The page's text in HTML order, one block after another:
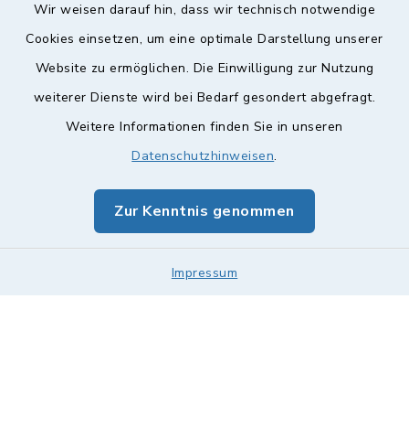
Wir weisen darauf hin, dass wir technisch notwendige
Cookies einsetzen, um eine optimale Darstellung unserer
Website zu ermöglichen. Die Einwilligung zur Nutzung
weiterer Dienste wird bei Bedarf gesondert abgefragt.
Weitere Informationen finden Sie in unseren
Datenschutzhinweisen.
Zur Kenntnis genommen
Impressum
Barrierefreiheit
Impressum
Sitemap